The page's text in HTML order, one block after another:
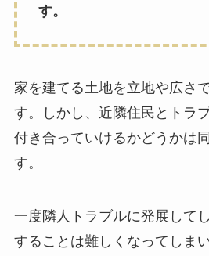
す。
家を建てる土地を立地や広さ
す。しかし、近隣住民とトラ
付き合っていけるかどうかは
す。
一度隣人トラブルに発展して
することは難しくなってしま